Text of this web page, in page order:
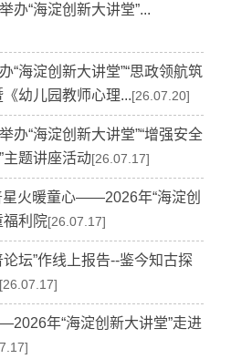
办“海淀创新大讲堂”...
“海淀创新大讲堂”“思政领航筑
幼儿园教师心理...[26.07.20]
办“海淀创新大讲堂”“增强安全
主题讲座活动[26.07.17]
火暖童心——2026年“海淀创
福利院[26.07.17]
坛”作线上报告--鉴今知古探
[26.07.17]
年“海淀创新大讲堂”走进